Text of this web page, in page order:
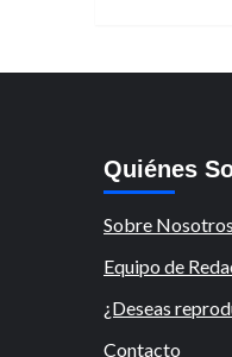
Quiénes
Sobre Nosotros
Equipo de
¿Deseas
Contacto